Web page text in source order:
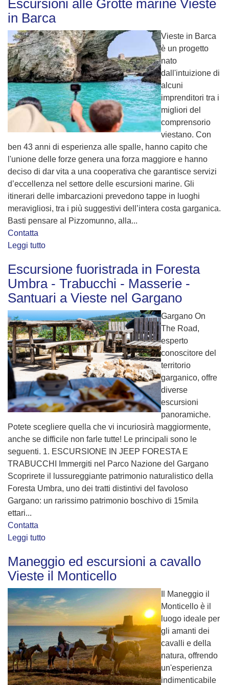
Escursioni alle Grotte marine Vieste
in Barca
Vieste in Barca
è un progetto
nato
dall'intuizione di
alcuni
imprenditori tra i
migliori del
comprensorio
viestano. Con
ben 43 anni di esperienza alle spalle, hanno capito che
l'unione delle forze genera una forza maggiore e hanno
deciso di dar vita a una cooperativa che garantisce servizi
d’eccellenza nel settore delle escursioni marine. Gli
itinerari delle imbarcazioni prevedono tappe in luoghi
meravigliosi, tra i più suggestivi dell’intera costa garganica.
Basti pensare al Pizzomunno, alla...
Contatta
Leggi tutto
Escursione fuoristrada in Foresta
Umbra - Trabucchi - Masserie -
Santuari a Vieste nel Gargano
Gargano On
The Road,
esperto
conoscitore del
territorio
garganico, offre
diverse
escursioni
panoramiche.
Potete scegliere quella che vi incuriosirà maggiormente,
anche se difficile non farle tutte! Le principali sono le
seguenti. 1. ESCURSIONE IN JEEP FORESTA E
TRABUCCHI Immergiti nel Parco Nazione del Gargano
Scoprirete il lussureggiante patrimonio naturalistico della
Foresta Umbra, uno dei tratti distintivi del favoloso
Gargano: un rarissimo patrimonio boschivo di 15mila
ettari...
Contatta
Leggi tutto
Maneggio ed escursioni a cavallo
Vieste il Monticello
Il Maneggio il
Monticello è il
luogo ideale per
gli amanti dei
cavalli e della
natura, offrendo
un'esperienza
indimenticabile